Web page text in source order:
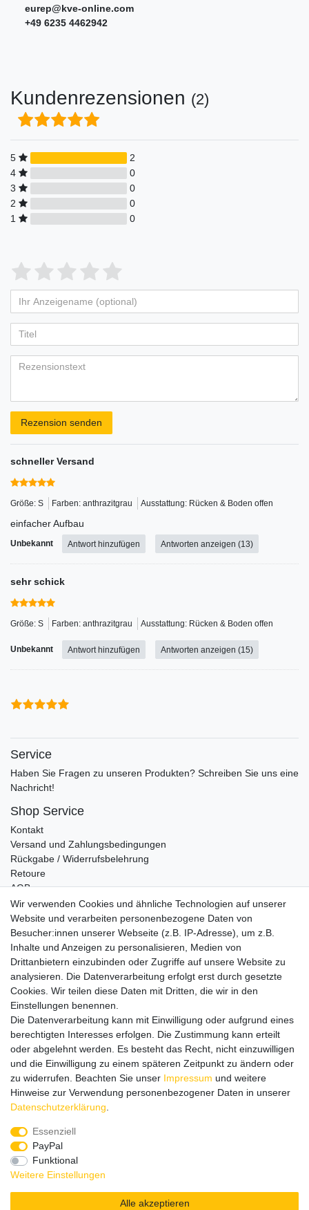
eurep@kve-online.com
+49 6235 4462942
Kundenrezensionen (2)
5
2
4
0
3
0
2
0
1
0
Bewertungssterne
von
5
Bewertungssternen
4
von
5
Bewertungssternen
3
von
5
Bewertungssternen
2
von
5
Bewertungssternen
1
von
5
Bewertungssternen
Anzeigename
(optional)
Rezension senden
schneller Versand
Größe: S Farben: anthrazitgrau Ausstattung: Rücken & Boden offen
einfacher Aufbau
Unbekannt Antwort hinzufügen Antworten anzeigen (13)
sehr schick
Größe: S Farben: anthrazitgrau Ausstattung: Rücken & Boden offen
Unbekannt Antwort hinzufügen Antworten anzeigen (15)
Service
Haben Sie Fragen zu unseren Produkten? Schreiben Sie uns eine
Nachricht!
Shop Service
Kontakt
Versand und Zahlungsbedingungen
Rückgabe / Widerrufsbelehrung
Retoure
AGB
Vertrag widerrufen
Informationen
Datenschutz
Impressum
Wir verschicken klimaneutral mit DPD
Zahlungsmethoden
Zusätzlich stehen SEPA
Kreditkartewie VISA oder MasterCard,
Wir verwenden Cookies und ähnliche Technologien auf unserer
Website und verarbeiten personenbezogene Daten von
Besucher:innen unserer Webseite (z.B. IP-Adresse), um z.B.
Inhalte und Anzeigen zu personalisieren, Medien von
Drittanbietern einzubinden oder Zugriffe auf unsere Website zu
analysieren. Die Datenverarbeitung erfolgt erst durch gesetzte
Cookies. Wir teilen diese Daten mit Dritten, die wir in den
Einstellungen benennen.
Die Datenverarbeitung kann mit Einwilligung oder aufgrund eines
berechtigten Interesses erfolgen. Die Zustimmung kann erteilt
oder abgelehnt werden. Es besteht das Recht, nicht einzuwilligen
und die Einwilligung zu einem späteren Zeitpunkt zu ändern oder
zu widerrufen. Beachten Sie unser Impressum und weitere
Hinweise zur Verwendung personenbezogener Daten in unserer
Daten­schutz­erklärung
Essenziell
PayPal
Funktional
Weitere Einstellungen
Alle akzeptieren